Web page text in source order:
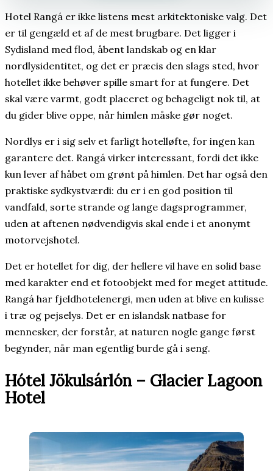
Hotel Rangá er ikke listens mest arkitektoniske valg. Det
er til gengæld et af de mest brugbare. Det ligger i
Sydisland med flod, åbent landskab og en klar
nordlysidentitet, og det er præcis den slags sted, hvor
hotellet ikke behøver spille smart for at fungere. Det
skal være varmt, godt placeret og behageligt nok til, at
du gider blive oppe, når himlen måske gør noget.
Nordlys er i sig selv et farligt hotelløfte, for ingen kan
garantere det. Rangá virker interessant, fordi det ikke
kun lever af håbet om grønt på himlen. Det har også den
praktiske sydkystværdi: du er i en god position til
vandfald, sorte strande og lange dagsprogrammer,
uden at aftenen nødvendigvis skal ende i et anonymt
motorvejshotel.
Det er hotellet for dig, der hellere vil have en solid base
med karakter end et fotoobjekt med for meget attitude.
Rangá har fjeldhotelenergi, men uden at blive en kulisse
i træ og pejselys. Det er en islandsk natbase for
mennesker, der forstår, at naturen nogle gange først
begynder, når man egentlig burde gå i seng.
Hótel Jökulsárlón – Glacier Lagoon
Hotel